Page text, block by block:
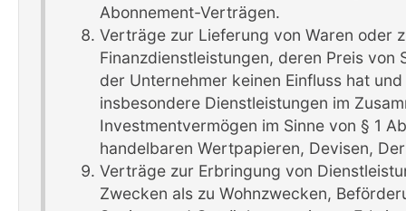
Abonnement-Verträgen.
Verträge zur Lieferung von Waren oder
Finanzdienstleistungen, deren Preis
der Unternehmer keinen Einfluss hat
insbesondere Dienstleistungen im
Investmentvermögen im Sinne von § 1
handelbaren Wertpapieren, Devisen,
Verträge zur Erbringung von
Zwecken als zu Wohnzwecken,